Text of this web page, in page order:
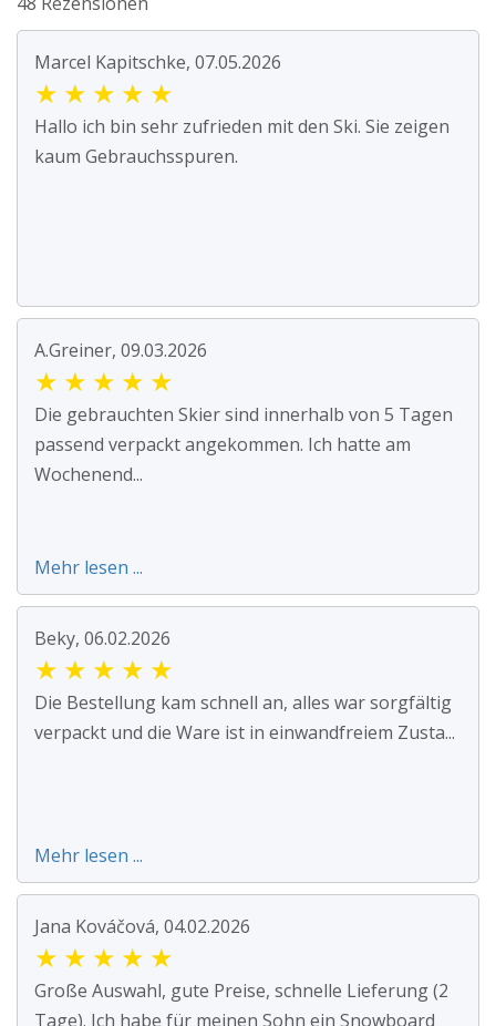
Marcel Kapitschke, 07.05.2026
★ ★ ★ ★ ★
Hallo ich bin sehr zufrieden mit den Ski. Sie zeigen
kaum Gebrauchsspuren.
A.Greiner, 09.03.2026
★ ★ ★ ★ ★
Die gebrauchten Skier sind innerhalb von 5 Tagen
passend verpackt angekommen. Ich hatte am
Wochenend...
Mehr lesen ...
Beky, 06.02.2026
★ ★ ★ ★ ★
Die Bestellung kam schnell an, alles war sorgfältig
verpackt und die Ware ist in einwandfreiem Zusta...
Mehr lesen ...
Jana Kováčová, 04.02.2026
★ ★ ★ ★ ★
Große Auswahl, gute Preise, schnelle Lieferung (2
Tage). Ich habe für meinen Sohn ein Snowboard